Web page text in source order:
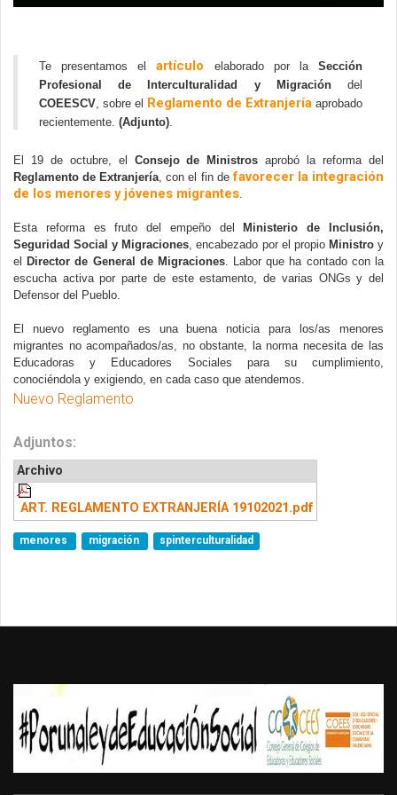
Te presentamos el artículo elaborado por la Sección
Profesional de Interculturalidad y Migración
COEESCV , sobre el Reglamento de Extranjería aprobado
recientemente. (Adjunto)
El 19 de octubre, el Consejo de Ministros
Reglamento de Extranjería , con el fin de favorecer la integración
de los menores y jóvenes migrantes
Esta reforma es fruto del empeño del Ministerio de Inclusión,
Seguridad Social y Migraciones , encabezado por el propio Ministro y
el Director de General de Migraciones. Labor que ha contado con la
escucha activa por parte de este estamento, de varias ONGs y del
Defensor del Pueblo.
El nuevo reglamento es una buena noticia para los/as menores
migrantes no acompañados/as, no obstante, la norma necesita de las
Educadoras y Educadores Sociales para su cumplimiento,
conociéndola y exigiendo, en cada caso que atendemos.
Nuevo Reglamento
Adjuntos:
Archivo
ART. REGLAMENTO EXTRANJERÍA 19102021.pdf
menores migración spinterculturalidad